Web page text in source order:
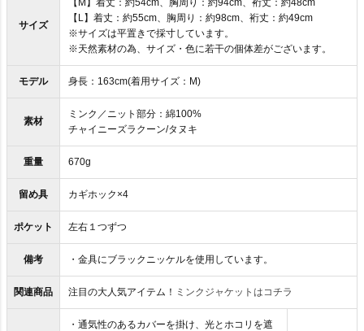
サイズ
【M】着丈：約54cm、胸周り：約94cm、裄丈：約48cm
【L】着丈：約55cm、胸周り：約98cm、裄丈：約49cm
※サイズは平置きで採寸しています。
※天然素材の為、サイズ・色に若干の個体差がございます。
モデル 身長：163cm(着用サイズ：M)
素材
ミンク／ニット部分：綿100%
チャイニーズラクーン/タヌキ
重量 670g
留め具 カギホック×4
ポケット 左右１つずつ
備考 ・金具にブラックニッケルを使用しています。
関連商品 注目の大人気アイテム！ ミンクジャケットはコチラ
・通気性のあるカバーを掛け、光とホコリを遮